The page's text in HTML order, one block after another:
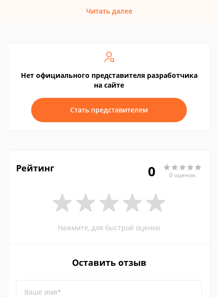
Читать далее
Нет официального представителя разработчика
на сайте
Стать представителем
Рейтинг 0 0 оценок
Нажмите, для быстрой оценки
Оставить отзыв
Ваше имя*